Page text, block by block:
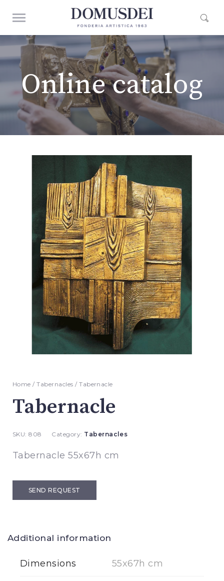
Online catalog
Home /Tabernacles / Tabernacle
Tabernacle
SKU:808 Category: Tabernacles
Tabernacle 55x67h cm
SEND REQUEST
Additional information
Dimensions 55x67h cm